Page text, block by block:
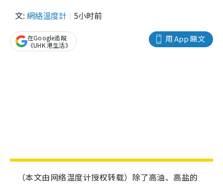
文: 網絡溫度計 5小时前
用 App 睇文
在Google追蹤
《UHK 港生活》
（本文由网络温度计授权转载）除了高油、高盐的